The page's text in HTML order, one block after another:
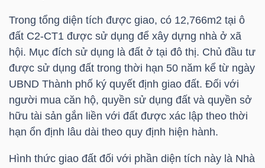
Trong tổng diện tích được giao, có 12,766m2 tại ô
đất C2-CT1 được sử dụng để xây dựng nhà ở xã
hội. Mục đích sử dụng là đất ở tại đô thị. Chủ đầu tư
được sử dụng đất trong thời hạn 50 năm kể từ ngày
UBND Thành phố ký quyết định giao đất. Đối với
người mua căn hộ, quyền sử dụng đất và quyền sở
hữu tài sản gắn liền với đất được xác lập theo thời
hạn ổn định lâu dài theo quy định hiện hành.
Hình thức giao đất đối với phần diện tích này là Nhà
ĐÔNG
DƯƠNG
TÀI
CHÍNH
NHÂN